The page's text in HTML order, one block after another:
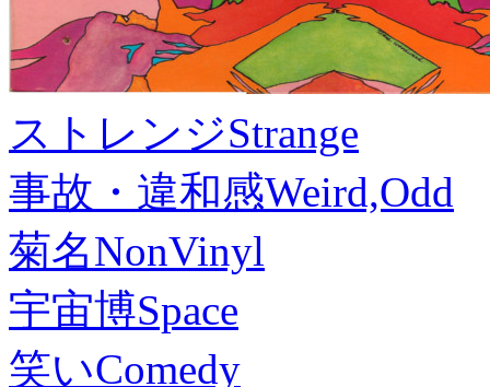
ストレンジStrange
事故・違和感Weird,Odd
菊名NonVinyl
宇宙博Space
笑いComedy